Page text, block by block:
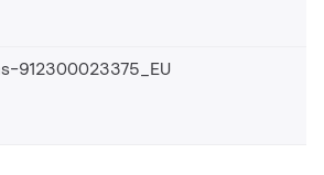
912300023375_EU